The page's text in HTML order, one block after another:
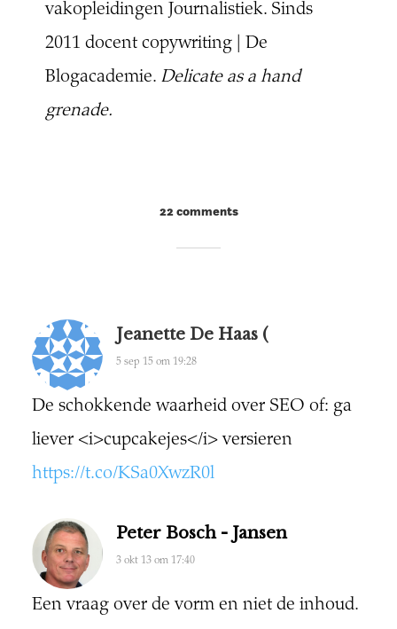
vakopleidingen Journalistiek. Sinds
2011 docent copywriting | De
Blogacademie. Delicate as a hand
grenade.
22 comments
Jeanette De Haas (
5 sep 15 om 19:28
De schokkende waarheid over SEO of: ga
liever <i>cupcakejes</i> versieren
https://t.co/KSa0XwzR0l
Peter Bosch - Jansen
3 okt 13 om 17:40
Een vraag over de vorm en niet de inhoud.